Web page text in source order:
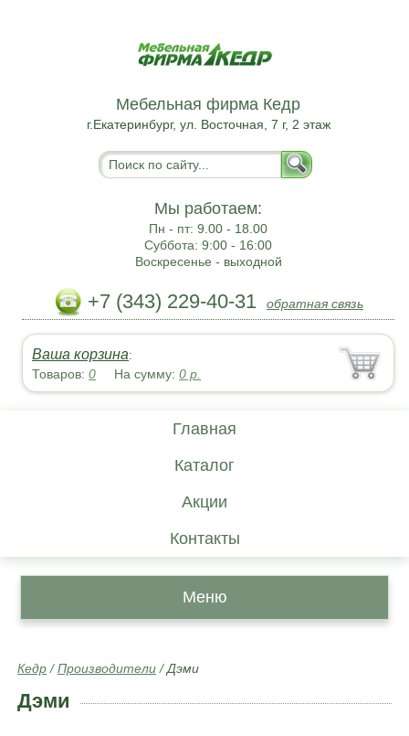
Мебельная фирма Кедр
г.Екатеринбург, ул. Восточная, 7 г, 2 этаж
Мы работаем:
Пн - пт:9.00 - 18.00
Суббота:9:00 - 16:00
Воскресенье - выходной
+7 (343) 229-40-31 обратная связь
Ваша корзина:
Товаров:0 На сумму:0 р.
Главная
Каталог
Акции
Контакты
Меню
Кедр /Производители /Дэми
Дэми